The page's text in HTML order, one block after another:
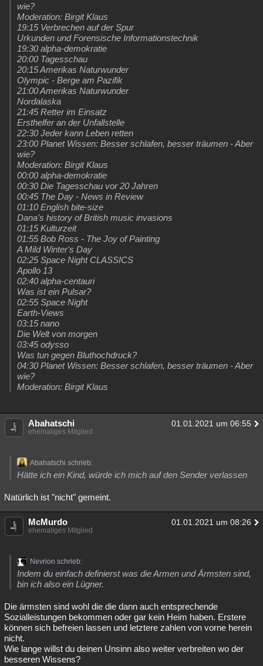
wie?
Moderation: Birgit Klaus
19:15 Verbrechen auf der Spur
Urkunden und Forensische Informationstechnik
19:30 alpha-demokratie
20:00 Tagesschau
20:15 Amerikas Naturwunder
Olympic - Berge am Pazifik
21:00 Amerikas Naturwunder
Nordalaska
21:45 Retter im Einsatz
Ersthelfer an der Unfallstelle
22:30 Jeder kann Leben retten
23:00 Planet Wissen: Besser schlafen, besser träumen - Aber
wie?
Moderation: Birgit Klaus
00:00 alpha-demokratie
00:30 Die Tagesschau vor 20 Jahren
00:45 The Day - News in Review
01:10 English bite-size
Dana's history of British music invasions
01:15 Kulturzeit
01:55 Bob Ross - The Joy of Painting
A Mild Winter's Day
02:25 Space Night CLASSICS
Apollo 13
02:40 alpha-centauri
Was ist ein Pulsar?
02:55 Space Night
Earth-Views
03:15 nano
Die Welt von morgen
03:45 odysso
Was tun gegen Bluthochdruck?
04:30 Planet Wissen: Besser schlafen, besser träumen - Aber
wie?
Moderation: Birgit Klaus
Abahatschi 01.01.2021 um 06:55
ehemaliges Mitglied
Abahatschi schrieb:
Hätte ich ein Kind, würde ich mich auf den Sender verlassen
Natürlich ist "nicht" gemeint.
McMurdo 01.01.2021 um 08:26
ehemaliges Mitglied
Nevrion schrieb:
Indem du einfach definierst was die Armen und Ärmsten sind,
bin ich also ein Lügner.
Die ärmsten sind wohl die die dann auch entsprechende
Sozialleistungen bekommen oder gar kein Heim haben. Erstere
können sich befreien lassen und letztere zahlen von vorne herein
nicht.
Wie lange willst du deinen Unsinn also weiter verbreiten wo der
besseren Wissens?